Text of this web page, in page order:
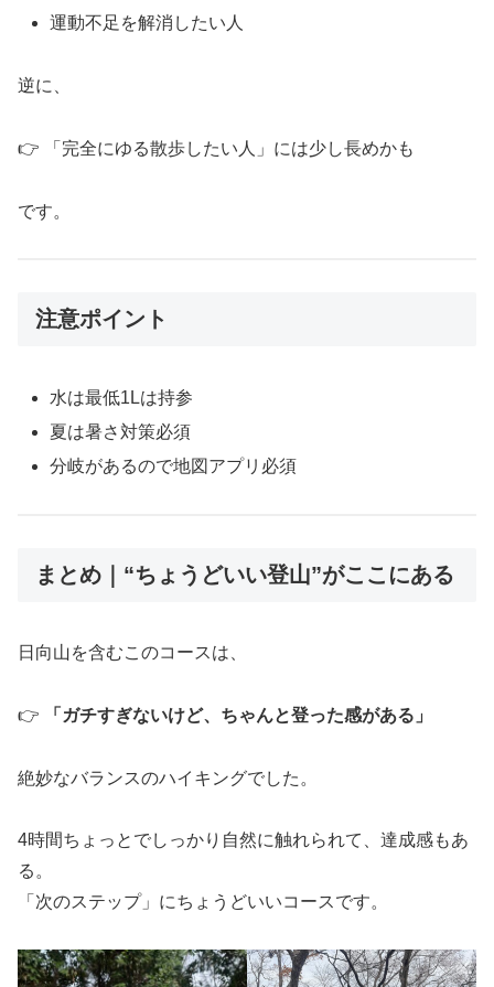
運動不足を解消したい人
逆に、
👉 「完全にゆる散歩したい人」には少し長めかも
です。
注意ポイント
水は最低1Lは持参
夏は暑さ対策必須
分岐があるので地図アプリ必須
まとめ｜“ちょうどいい登山”がここにある
日向山を含むこのコースは、
👉 「ガチすぎないけど、ちゃんと登った感がある」
絶妙なバランスのハイキングでした。
4時間ちょっとでしっかり自然に触れられて、達成感もあ
る。
「次のステップ」にちょうどいいコースです。